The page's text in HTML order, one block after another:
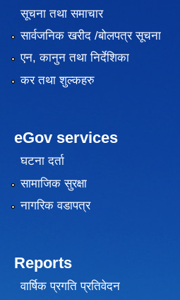
सूचना तथा समाचार
सार्वजनिक खरीद /बोलपत्र सूचना
एन, कानुन तथा निर्देशिका
कर तथा शुल्कहरु
eGov services
घटना दर्ता
सामाजिक सुरक्षा
नागरिक वडापत्र
Reports
वार्षिक प्रगति प्रतिवेदन